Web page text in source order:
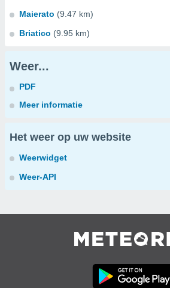
Maierato (9.47 km)
Briatico (9.95 km)
Weer...
PDF
Meer informatie
Het weer op uw website
Weerwidget
Weer-API